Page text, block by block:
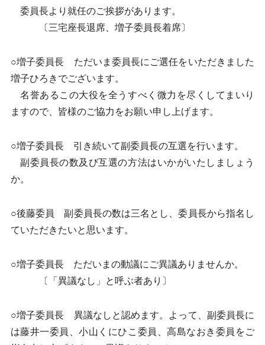
委員長より就任のご挨拶があります。
〔三宅座長退席、増子委員長着席〕
○増子委員長 ただいま委員長にご選任をいただきました
増子ひろきでございます。
名誉あるこの大役を全うすべく微力を尽くしてまいり
ますので、皆様のご協力をお願い申し上げます。
○増子委員長 引き続いて副委員長の互選を行います。
副委員長の数及び互選の方法はいかがいたしましょう
か。
○後藤委員 副委員長の数は三名とし、委員長から指名し
ていただきたいと思います。
○増子委員長 ただいまの動議にご異議ありませんか。
〔「異議なし」と呼ぶ者あり〕
○増子委員長 異議なしと認めます。よって、副委員長に
は藤井一委員、小山くにひこ委員、高島なおき委員をご